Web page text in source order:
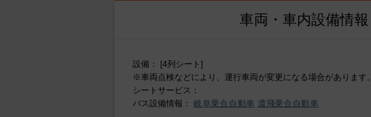
車両・車内設備情報
設備： [4列シート]
※車両点検などにより、運行車両が変更になる場合があります。
シートサービス：
バス設備情報： 岐阜乗合自動車 濃飛乗合自動車